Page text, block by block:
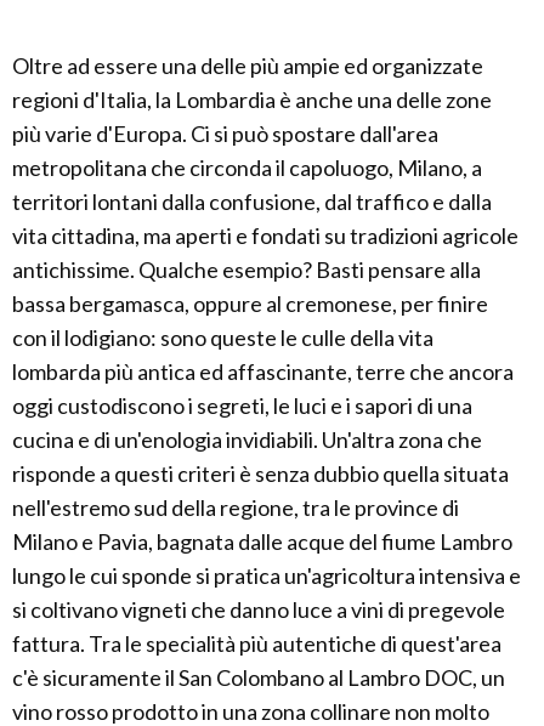
Oltre ad essere una delle più ampie ed organizzate
regioni d'Italia, la Lombardia è anche una delle zone
più varie d'Europa. Ci si può spostare dall'area
metropolitana che circonda il capoluogo, Milano, a
territori lontani dalla confusione, dal traffico e dalla
vita cittadina, ma aperti e fondati su tradizioni agricole
antichissime. Qualche esempio? Basti pensare alla
bassa bergamasca, oppure al cremonese, per finire
con il lodigiano: sono queste le culle della vita
lombarda più antica ed affascinante, terre che ancora
oggi custodiscono i segreti, le luci e i sapori di una
cucina e di un'enologia invidiabili. Un'altra zona che
risponde a questi criteri è senza dubbio quella situata
nell'estremo sud della regione, tra le province di
Milano e Pavia, bagnata dalle acque del fiume Lambro
lungo le cui sponde si pratica un'agricoltura intensiva e
si coltivano vigneti che danno luce a vini di pregevole
fattura. Tra le specialità più autentiche di quest'area
c'è sicuramente il San Colombano al Lambro DOC, un
vino rosso prodotto in una zona collinare non molto